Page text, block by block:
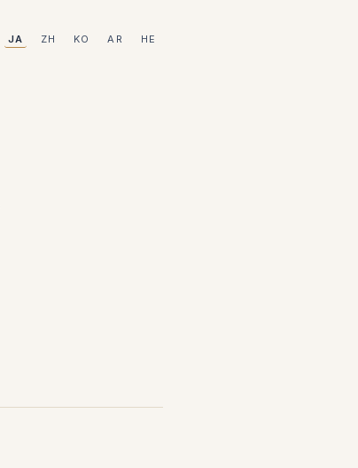
JA ZH KO AR HE